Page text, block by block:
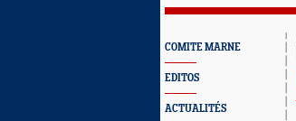
COMITE MARNE
EDITOS
ACTUALITÉS